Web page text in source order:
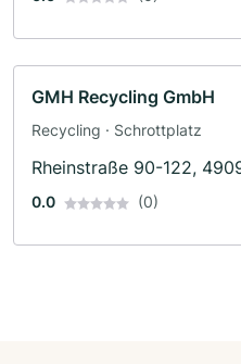
GMH Recycling GmbH
Recycling · Schrottplatz
Rheinstraße 90-122,
0.0 (0)